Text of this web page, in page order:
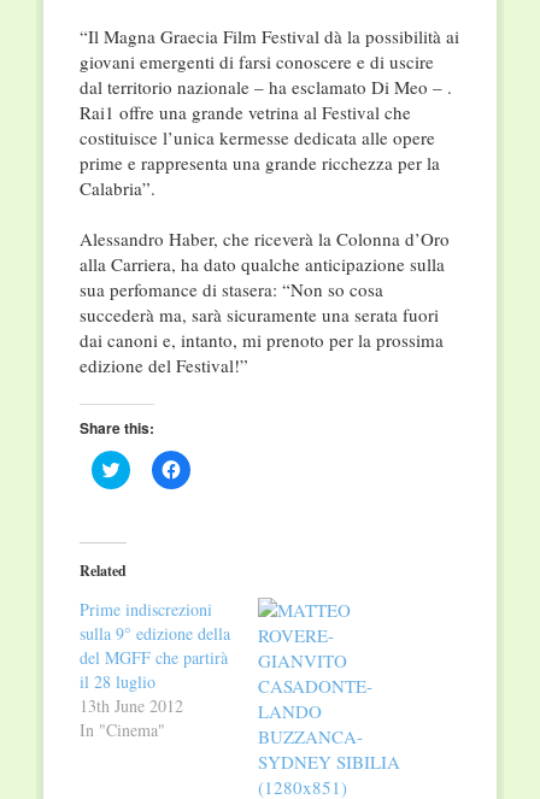
“Il Magna Graecia Film Festival dà la possibilità ai
giovani emergenti di farsi conoscere e di uscire
dal territorio nazionale – ha esclamato Di Meo – .
Rai1 offre una grande vetrina al Festival che
costituisce l’unica kermesse dedicata alle opere
prime e rappresenta una grande ricchezza per la
Calabria”.
Alessandro Haber, che riceverà la Colonna d’Oro
alla Carriera, ha dato qualche anticipazione sulla
sua perfomance di stasera: “Non so cosa
succederà ma, sarà sicuramente una serata fuori
dai canoni e, intanto, mi prenoto per la prossima
edizione del Festival!”
Share this:
Click
to
(Opens
in
new
Click
to
Related
Prime indiscrezioni
sulla 9° edizione della
del MGFF che partirà
il 28 luglio
13th June 2012
In "Cinema"